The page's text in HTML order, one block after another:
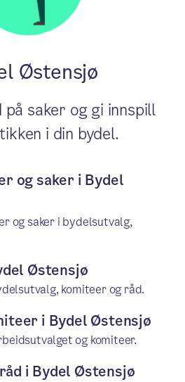
Østensjø
på saker og gi innspill
i din bydel.
og saker i Bydel
og saker i bydelsutvalg,
Østensjø
komiteer og råd.
i Bydel Østensjø
og komiteer.
i Bydel Østensjø